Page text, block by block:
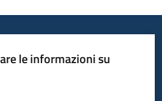
le informazioni su